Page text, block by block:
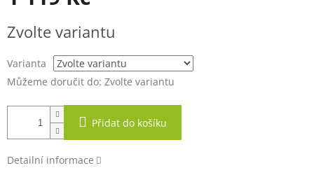
cena:
Zvolte variantu
Varianta
Můžeme doručit do: Zvolte variantu
Přidat do košíku
Detailní informace